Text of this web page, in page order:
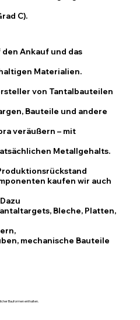
C).
den Ankauf und das
Materialien.
von Tantalbauteilen
Bauteile und andere
veräußern – mit
Metallgehalts.
kaufen wir auch
Bleche, Platten,
mechanische Bauteile
Bauformen enthalten.